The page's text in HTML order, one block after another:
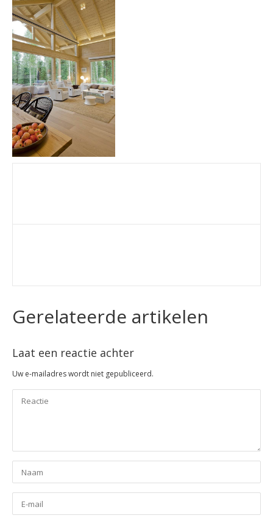
Gerelateerde artikelen
Laat een reactie achter
Uw e-mailadres wordt niet gepubliceerd.